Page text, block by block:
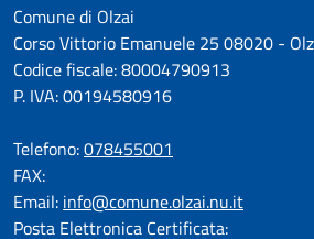
Comune di Olzai
Corso Vittorio Emanuele 25 08020 -
Codice fiscale: 80004790913
P. IVA: 00194580916
Telefono:078455001
FAX:
Email: info@comune.olzai.nu.it
Posta Elettronica Certificata: